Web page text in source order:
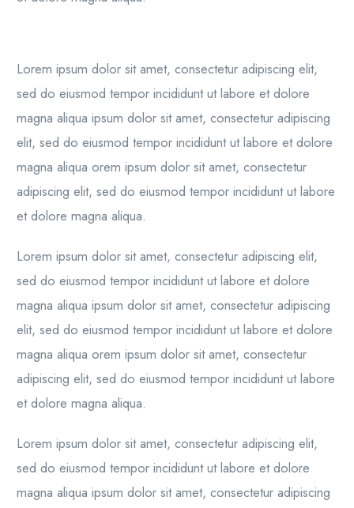
Lorem ipsum dolor sit amet, consectetur adipiscing elit,
sed do eiusmod tempor incididunt ut labore et dolore
magna aliqua ipsum dolor sit amet, consectetur adipiscing
elit, sed do eiusmod tempor incididunt ut labore et dolore
magna aliqua orem ipsum dolor sit amet, consectetur
adipiscing elit, sed do eiusmod tempor incididunt ut labore
et dolore magna aliqua.
Lorem ipsum dolor sit amet, consectetur adipiscing elit,
sed do eiusmod tempor incididunt ut labore et dolore
magna aliqua ipsum dolor sit amet, consectetur adipiscing
elit, sed do eiusmod tempor incididunt ut labore et dolore
magna aliqua orem ipsum dolor sit amet, consectetur
adipiscing elit, sed do eiusmod tempor incididunt ut labore
et dolore magna aliqua.
Lorem ipsum dolor sit amet, consectetur adipiscing elit,
sed do eiusmod tempor incididunt ut labore et dolore
magna aliqua ipsum dolor sit amet, consectetur adipiscing